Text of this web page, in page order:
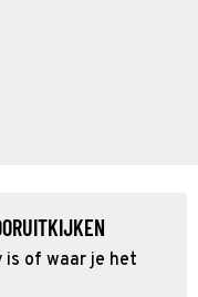
is of waar je het